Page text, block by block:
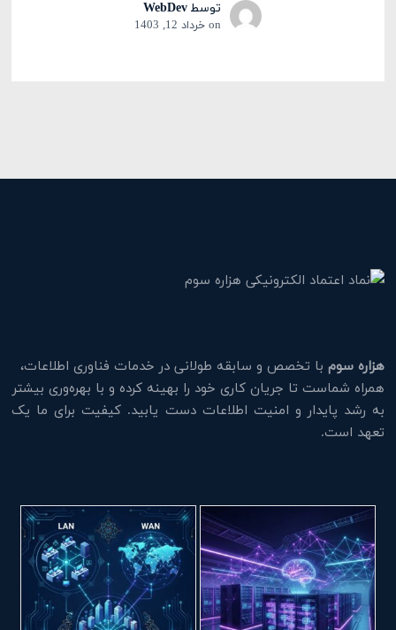
توسطWebDev
onخرداد 12, 1403
هزاره سوم با تخصص و سابقه طولانی در خدمات فناوری اطلاعات،
همراه شماست تا جریان کاری خود را بهینه کرده و با بهره‌وری بیشتر
به رشد پایدار و امنیت اطلاعات دست یابید. کیفیت برای ما یک
تعهد است.